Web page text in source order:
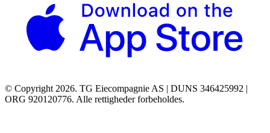
© Copyright 2026. TG Eiecompagnie AS | DUNS 346425992 |
ORG 920120776. Alle rettigheder forbeholdes.